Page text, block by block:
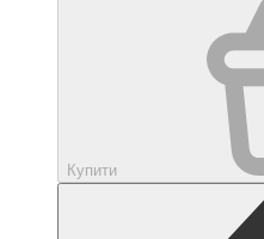
Купити